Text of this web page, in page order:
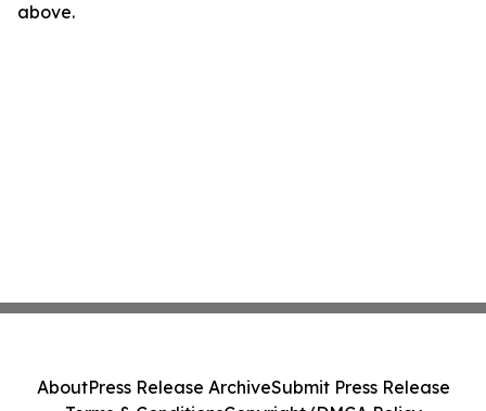
above.
AboutPress Release ArchiveSubmit Press Release